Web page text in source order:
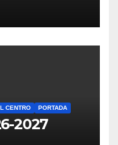
CENTRO PORTADA
2027